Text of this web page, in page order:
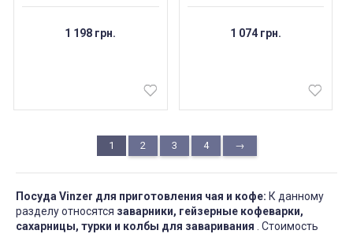
1 198 грн. 1 074 грн.
1 2 3 4 →
Посуда Vinzer для приготовления чая и кофе: К данному
разделу относятся заварники, гейзерные кофеварки,
сахарницы, турки и колбы для заваривания . Стоимость